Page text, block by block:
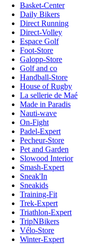
Basket-Center
Daily Bikers
Direct Running
Direct-Volley
Espace Golf
Foot-Store
Galopp-Store
Golf and co
Handball-Store
House of Rugby
La sellerie de Maé
Made in Paradis
Nauti-wave
On-Fight
Padel-Expert
Pecheur-Store
Pet and Garden
Slowood Interior
Smash-Expert
Sneak'In
Sneakids
Training-Fit
Trek-Expert
Triathlon-Expert
TripNBikers
Vélo-Store
Winter-Expert